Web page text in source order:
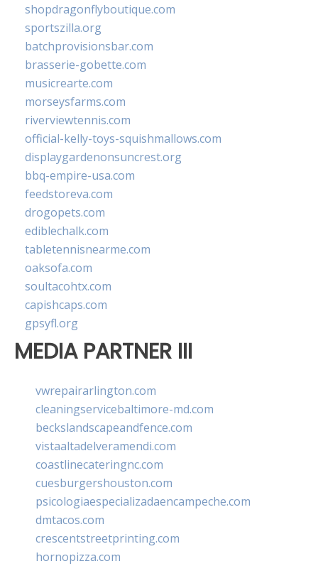
shopdragonflyboutique.com
sportszilla.org
batchprovisionsbar.com
brasserie-gobette.com
musicrearte.com
morseysfarms.com
riverviewtennis.com
official-kelly-toys-squishmallows.com
displaygardenonsuncrest.org
bbq-empire-usa.com
feedstoreva.com
drogopets.com
ediblechalk.com
tabletennisnearme.com
oaksofa.com
soultacohtx.com
capishcaps.com
gpsyfl.org
MEDIA PARTNER III
vwrepairarlington.com
cleaningservicebaltimore-md.com
beckslandscapeandfence.com
vistaaltadelveramendi.com
coastlinecateringnc.com
cuesburgershouston.com
psicologiaespecializadaencampeche.com
dmtacos.com
crescentstreetprinting.com
hornopizza.com